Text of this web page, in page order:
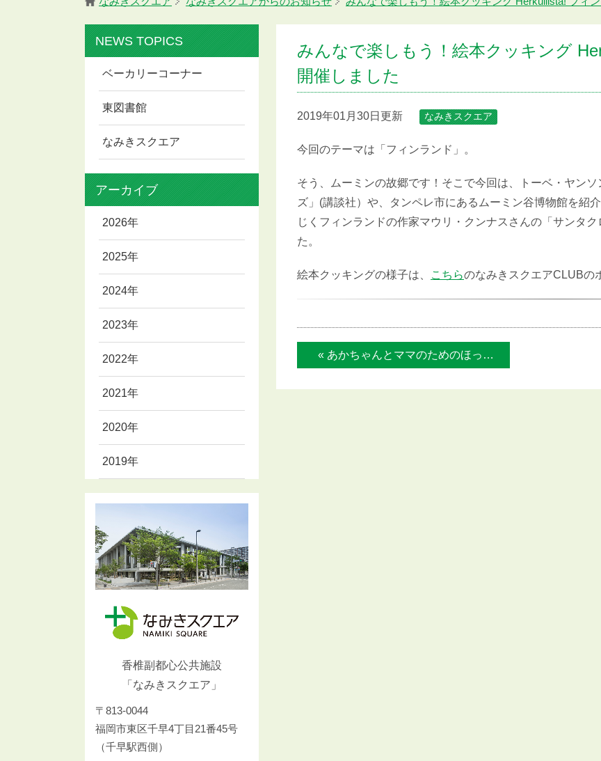
みんなで楽しもう！絵本クッキング
開催しました
2019年01月30日更新 なみきスクエア
今回のテーマは「フィンランド」。
そう、ムーミンの故郷です！そこで今回は、トーベ・ヤン
ズ」(講談社）や、タンペレ市にあるムーミン谷博物館を
じくフィンランドの作家マウリ・クンナスさんの「サンタ
た。
絵本クッキングの様子は、 こちらのなみきスクエアCLUBの
« あかちゃんとママのためのほっとタイム マ...
NEWS TOPICS
ベーカリーコーナー
東図書館
なみきスクエア
アーカイブ
2026年
2025年
2024年
2023年
2022年
2021年
2020年
2019年
香椎副都心公共施設
「なみきスクエア」
〒813-0044
福岡市東区千早4丁目21番45号
（千早駅西側）